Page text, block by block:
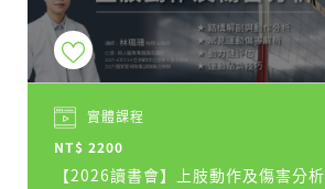
實體課程
NT$ 2200
【2026讀書會】上肢動作及傷害分析